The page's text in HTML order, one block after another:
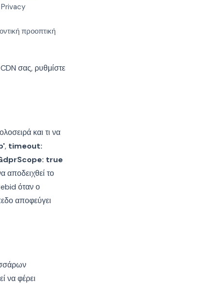
Privacy
προοπτική
σας, ρυθμίστε
και τι να
, timeout:
true
αποδειχθεί το
όταν ο
αποφεύγει
να φέρει